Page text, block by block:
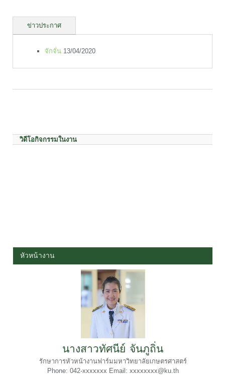
ข่าวประกาศ
จักจั่น 13/04/2020
วิดีโอกิจกรรมในงาน
หัวหน้างาน
นางสาวทัศนีย์ จันภูถิ่น
รักษาการหัวหน้างานฟาร์มมหาวิทยาลัยเกษตรศาสตร์
Phone: 042-xxxxxxx Email: xxxxxxxx@ku.th